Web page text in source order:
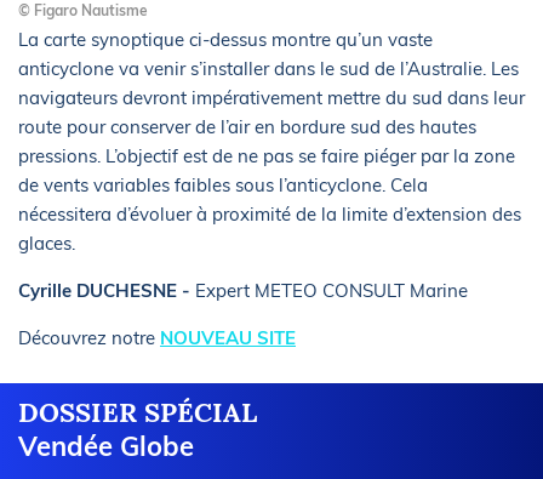
© Figaro Nautisme
La carte synoptique ci-dessus montre qu’un vaste
anticyclone va venir s’installer dans le sud de l’Australie. Les
navigateurs devront impérativement mettre du sud dans leur
route pour conserver de l’air en bordure sud des hautes
pressions. L’objectif est de ne pas se faire piéger par la zone
de vents variables faibles sous l’anticyclone. Cela
nécessitera d’évoluer à proximité de la limite d’extension des
glaces.
Cyrille DUCHESNE - Expert METEO CONSULT Marine
Découvrez notre NOUVEAU SITE
DOSSIER SPÉCIAL
Vendée Globe